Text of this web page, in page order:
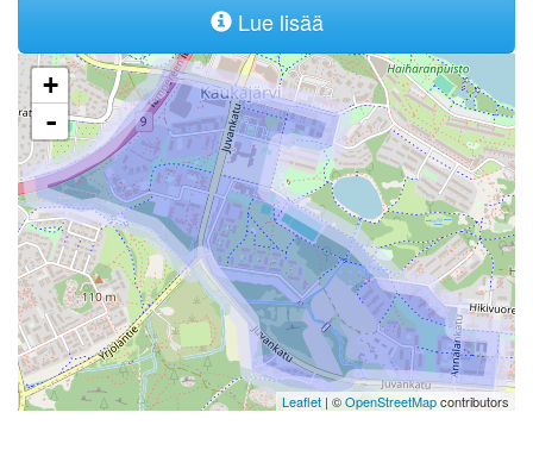
Lue lisää
+
-
Leaflet | ©OpenStreetMapcontributors